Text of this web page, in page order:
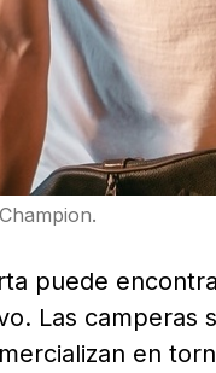
puede
Las camperas
en